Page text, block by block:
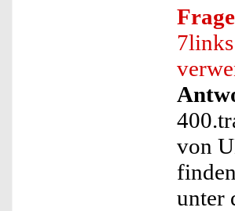
Frage
von
unter